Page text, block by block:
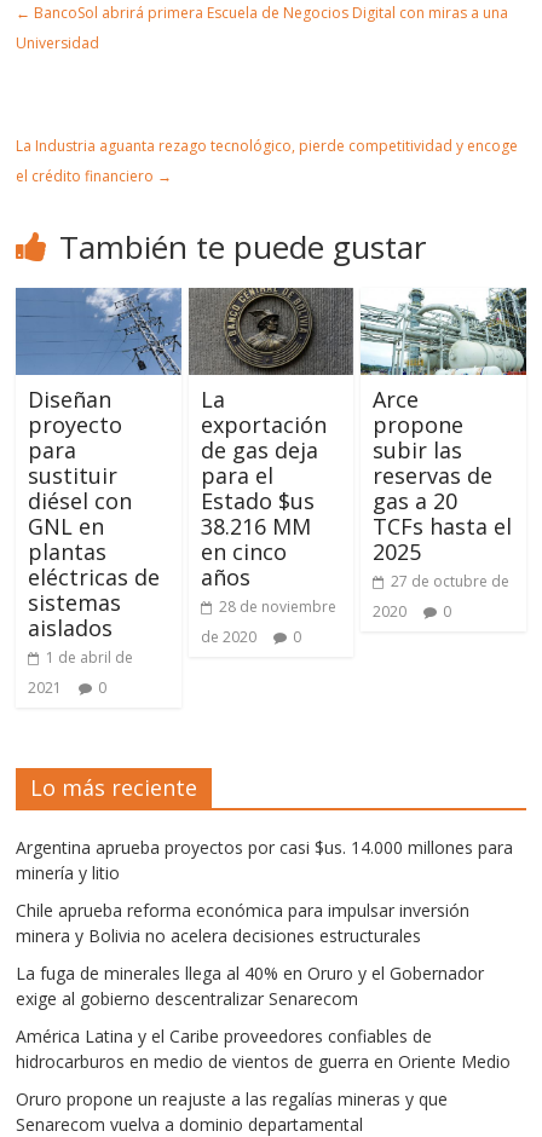
ulo
← BancoSol abrirá primera Escuela de Negocios Digital con miras a una
Universidad
La Industria aguanta rezago tecnológico, pierde competitividad y encoge
el crédito financiero →
También te puede gustar
Diseñan
proyecto
para
sustituir
diésel con
GNL en
plantas
eléctricas de
sistemas
aislados
1 de abril de
2021
0
La
exportación
de gas deja
para el
Estado $us
38.216 MM
en cinco
años
28 de noviembre
de 2020
0
Arce
propone
subir las
reservas de
gas a 20
TCFs hasta el
2025
27 de octubre de
2020
0
Lo más reciente
Argentina aprueba proyectos por casi $us. 14.000 millones para
minería y litio
Chile aprueba reforma económica para impulsar inversión
minera y Bolivia no acelera decisiones estructurales
La fuga de minerales llega al 40% en Oruro y el Gobernador
exige al gobierno descentralizar Senarecom
América Latina y el Caribe proveedores confiables de
hidrocarburos en medio de vientos de guerra en Oriente Medio
Oruro propone un reajuste a las regalías mineras y que
Senarecom vuelva a dominio departamental